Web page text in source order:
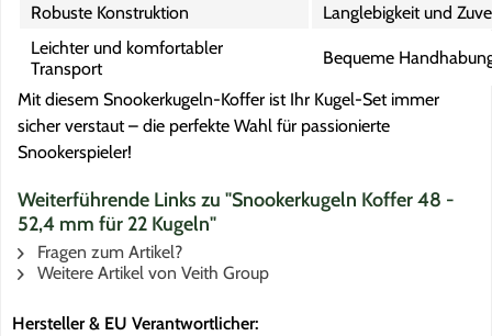
Robuste Konstruktion
Langlebigkeit und
Leichter und komfortabler
Transport
Bequeme
Mit diesem Snookerkugeln-Koffer ist Ihr Kugel-Set immer
sicher verstaut – die perfekte Wahl für passionierte
Snookerspieler!
Weiterführende Links zu "Snookerkugeln Koffer 48 -
52,4 mm für 22 Kugeln"
Fragen zum Artikel?
Weitere Artikel von Veith Group
Hersteller & EU Verantwortlicher: